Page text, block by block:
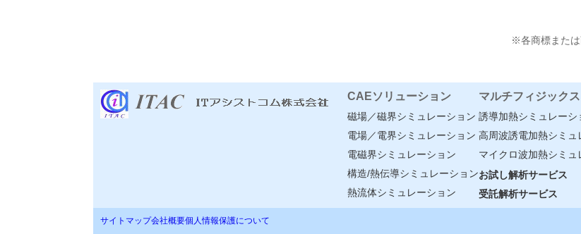
※各商標または
CAEソリューション
磁場／磁界シミュレーション
電場／電界シミュレーション
電磁界シミュレーション
構造/熱伝導シミュレーション
熱流体シミュレーション
マルチフィジックス
誘導加熱シミュレーシ
高周波誘電加熱シミュ
マイクロ波加熱シミュ
お試し解析サービス
受託解析サービス
サイトマップ会社概要個人情報保護について